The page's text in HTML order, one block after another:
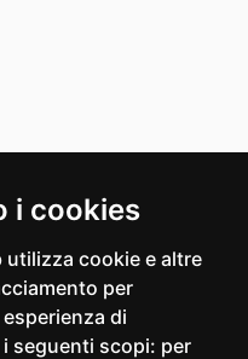
i cookies
utilizza cookie e altre
per
di
seguenti scopi: per